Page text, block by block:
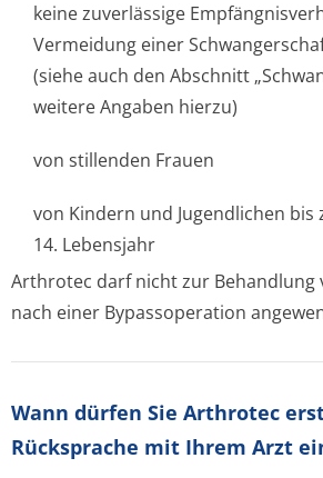
keine zuverlässige
Vermeidung einer
(siehe auch den Abschnitt
weitere Angaben hierzu)
von stillenden Frauen
von Kindern und Jugendlichen bis
14. Lebensjahr
Arthrotec darf nicht zur Behandlung
nach einer Bypassoperation
Wann dürfen Sie Arthrotec
Rücksprache mit Ihrem Arzt